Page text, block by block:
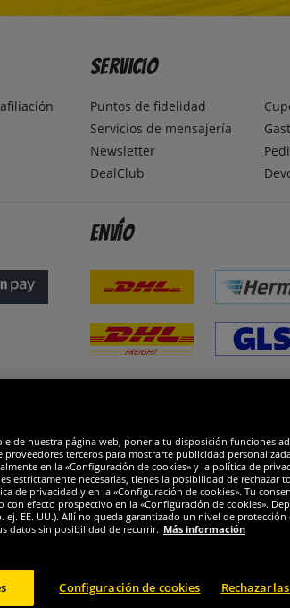
Servicio
Puntos de fidelidad
Servicios de mensajería
Newsletter
DealClub
Envío
de nuestra página web, poner a tu disposición funciones
terceros para mostrarte publicidad
en la «Configuración de cookies» y la política de
estrictamente necesarias, tienes la posibilidad de
de privacidad y en la «Configuración de cookies». Tu
efecto prospectivo en la «Configuración de cookies».
EE. UU.). Allí no queda garantizado un nivel de protección
datos sin posibilidad de recurrir. Más información
Configuración de cookies